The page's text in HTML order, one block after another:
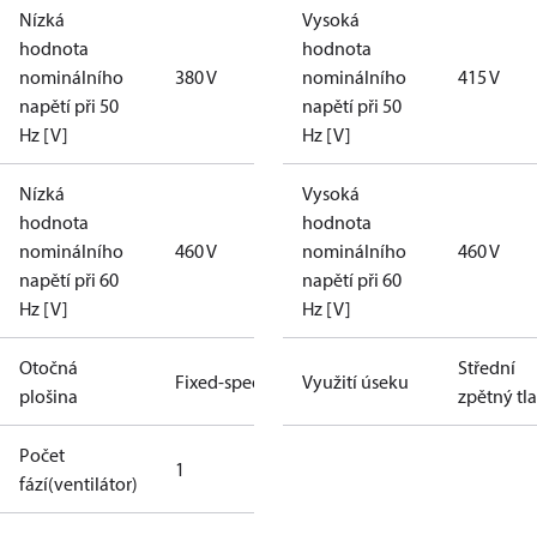
Nízká
hodnota
nominálního
napětí při 50
Hz [V]
380 V
Nízká
hodnota
nominálního
napětí při 60
Hz [V]
460 V
Otočná
plošina
Fixed-speed
Počet
fází(ventilátor)
1
Vysoká
hodnota
nominálního
napětí při 50
Hz [V]
415 V
Vysoká
hodnota
nominálního
napětí při 60
Hz [V]
460 V
Využití úseku
Střední
zpětný